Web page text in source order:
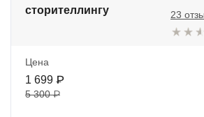
сторителлингу
23
Цена
1 699 ₽
5 300 ₽